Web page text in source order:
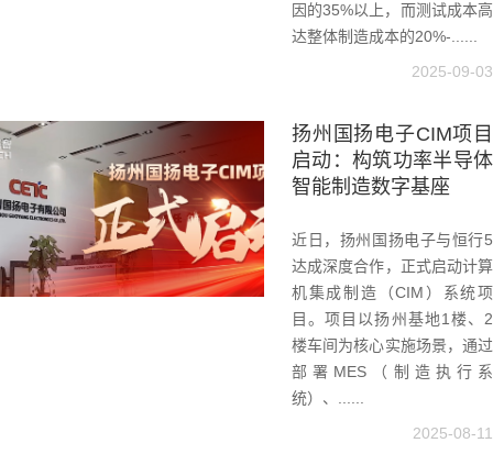
因的35%以上，而测试成本高
达整体制造成本的20%-......
2025-09-03
扬州国扬电子CIM项目
启动：构筑功率半导体
智能制造数字基座
近日，扬州国扬电子与恒行5
达成深度合作，正式启动计算
机集成制造（CIM）系统项
目。项目以扬州基地1楼、2
楼车间为核心实施场景，通过
部署MES（制造执行系
统）、......
2025-08-11